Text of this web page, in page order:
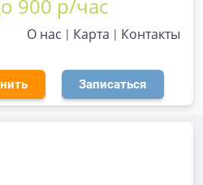
900 р/час
О нас Карта Контакты
Записаться